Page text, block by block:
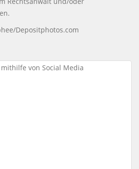
Depositphotos.com